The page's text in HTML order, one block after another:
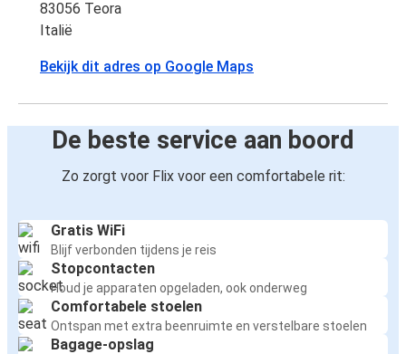
83056 Teora
Italië
Bekijk dit adres op Google Maps
De beste service aan boord
Zo zorgt voor Flix voor een comfortabele rit:
Gratis WiFi
Blijf verbonden tijdens je reis
Stopcontacten
Houd je apparaten opgeladen, ook onderweg
Comfortabele stoelen
Ontspan met extra beenruimte en verstelbare stoelen
Bagage-opslag